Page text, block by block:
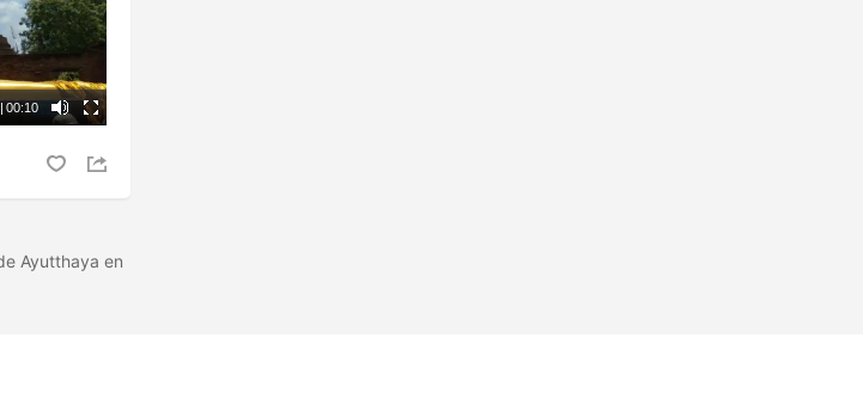
| 00:10
Ayutthaya en